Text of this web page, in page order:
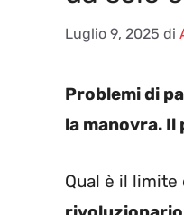
Luglio 9, 2025 di
Problemi di
la manovra.
Qual è il